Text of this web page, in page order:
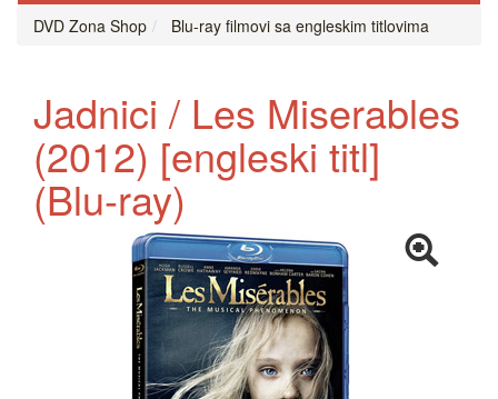
DVD Zona Shop Blu-ray filmovi sa engleskim titlovima
Jadnici / Les Miserables
(2012) [engleski titl]
(Blu-ray)